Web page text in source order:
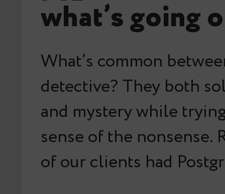
what’s going
What’s common
detective? They both
and mystery while
sense of the nonsense.
of our clients had